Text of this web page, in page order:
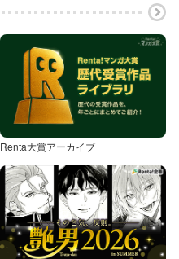
Renta大賞アーカイブ